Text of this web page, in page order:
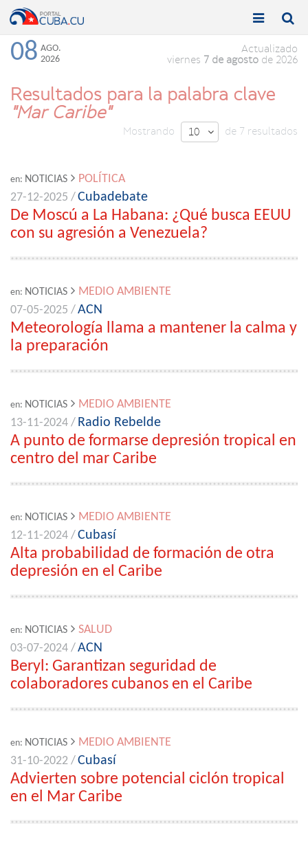
Toggle

Toggle

08 AGO.
2026
Actualizado
viernes 7 de agosto de 2026
Resultados para la palabra clave
"Mar Caribe"
Mostrando 10  de 7 resultados
en: NOTICIAS
POLÍTICA
27-12-2025 /Cubadebate
De Moscú a La Habana: ¿Qué busca EEUU
con su agresión a Venezuela?
en: NOTICIAS
MEDIO AMBIENTE
07-05-2025 /ACN
Meteorología llama a mantener la calma y
la preparación
en: NOTICIAS
MEDIO AMBIENTE
13-11-2024 / Radio Rebelde
A punto de formarse depresión tropical en
centro del mar Caribe
en: NOTICIAS
MEDIO AMBIENTE
12-11-2024 /Cubasí
Alta probabilidad de formación de otra
depresión en el Caribe
en: NOTICIAS
SALUD
03-07-2024 /ACN
Beryl: Garantizan seguridad de
colaboradores cubanos en el Caribe
en: NOTICIAS
MEDIO AMBIENTE
31-10-2022 /Cubasí
Advierten sobre potencial ciclón tropical
en el Mar Caribe